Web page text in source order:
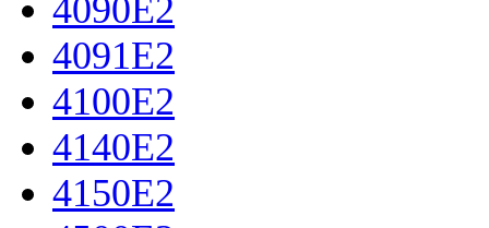
4090E2
4091E2
4100E2
4140E2
4150E2